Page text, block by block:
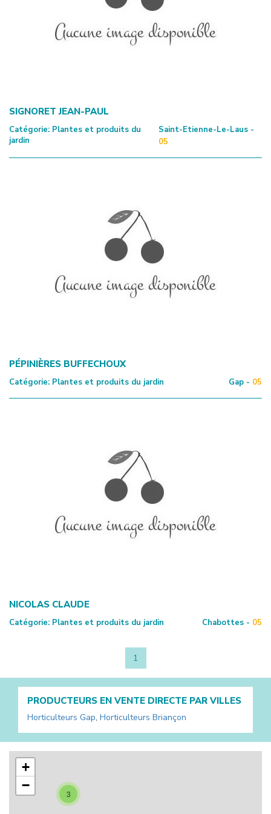
SIGNORET JEAN-PAUL
Catégorie: Plantes et produits du
jardin
Saint-Etienne-Le-Laus -
05
PÉPINIÈRES BUFFECHOUX
Catégorie: Plantes et produits du jardin Gap - 05
NICOLAS CLAUDE
Catégorie: Plantes et produits du jardin Chabottes - 05
1
PRODUCTEURS EN VENTE DIRECTE PAR VILLES
Horticulteurs Gap, Horticulteurs Briançon
3
+
−